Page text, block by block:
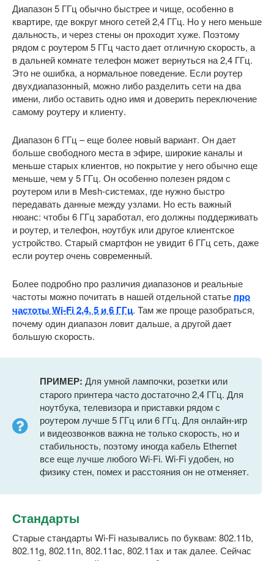
Диапазон 5 ГГц обычно быстрее и чище, особенно в
квартире, где вокруг много сетей 2,4 ГГц. Но у него меньше
дальность, и через стены он проходит хуже. Поэтому
рядом с роутером 5 ГГц часто дает отличную скорость, а
в дальней комнате телефон может вернуться на 2,4 ГГц.
Это не ошибка, а нормальное поведение. Если роутер
двухдиапазонный, можно либо разделить сети на два
имени, либо оставить одно имя и доверить переключение
самому роутеру и клиенту.
Диапазон 6 ГГц – еще более новый вариант. Он дает
больше свободного места в эфире, широкие каналы и
меньше старых клиентов, но покрытие у него обычно еще
меньше, чем у 5 ГГц. Он особенно полезен рядом с
роутером или в Mesh-системах, где нужно быстро
передавать данные между узлами. Но есть важный
нюанс: чтобы 6 ГГц заработал, его должны поддерживать
и роутер, и телефон, ноутбук или другое клиентское
устройство. Старый смартфон не увидит 6 ГГц сеть, даже
если роутер очень современный.
Более подробно про различия диапазонов и реальные
частоты можно почитать в нашей отдельной статье про
частоты Wi-Fi 2,4, 5 и 6 ГГц. Там же проще разобраться,
почему один диапазон ловит дальше, а другой дает
большую скорость.
ПРИМЕР: Для умной лампочки, розетки или
старого принтера часто достаточно 2,4 ГГц. Для
ноутбука, телевизора и приставки рядом с
роутером лучше 5 ГГц или 6 ГГц. Для онлайн-игр
и видеозвонков важна не только скорость, но и
стабильность, поэтому иногда кабель Ethernet
все еще лучше любого Wi-Fi. Wi-Fi удобен, но
физику стен, помех и расстояния он не отменяет.
Стандарты
Старые стандарты Wi-Fi назывались по буквам: 802.11b,
802.11g, 802.11n, 802.11ac, 802.11ax и так далее. Сейчас